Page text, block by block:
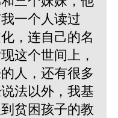
一个人读过
，连自己的名
这个世间上，
人，还有很多
法以外，我基
贫困孩子的教